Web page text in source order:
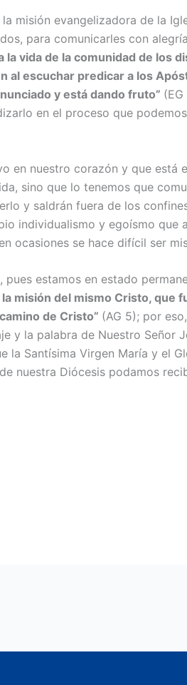
misión evangelizadora de la
para comuni­carles con
la vida de la comunidad de los
escuchar pre­dicar a los
y está dando fruto”
en el proceso que
en nuestro corazón y que
sino que lo tenemos que
y saldrán fuera de los
individualismo y egoísmo que
ocasiones se hace difícil ser
estamos en estado
misión del mismo Cristo, que
de Cristo” (AG 5); por
y la palabra de Nuestro Señor
la Santísima Virgen María y el
nuestra Diócesis poda­mos